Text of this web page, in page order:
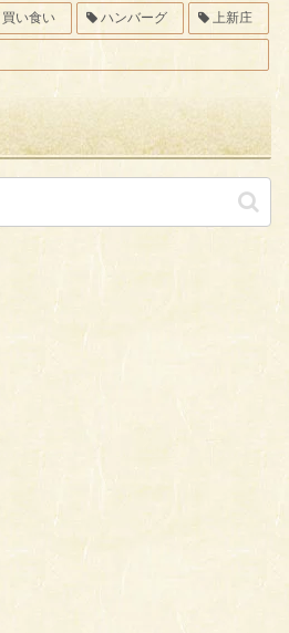
買い食い ハンバーグ 上新庄